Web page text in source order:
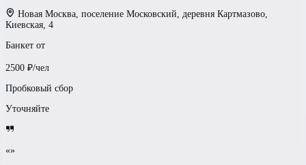
Новая Москва, поселение Московский, деревня Картмазово,
Киевская, 4
Банкет от
2500 ₽/чел
Пробковый сбор
Уточняйте
«»